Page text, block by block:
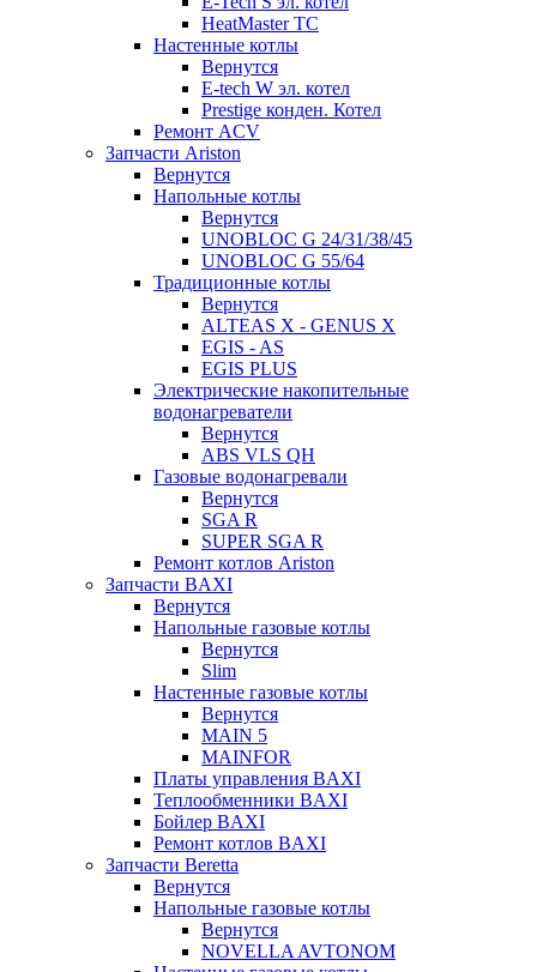
HeatMaster TC
Настенные котлы
Вернутся
E-tech W эл. котел
Prestige конден. Котел
Ремонт ACV
Запчасти Ariston
Вернутся
Напольные котлы
Вернутся
UNOBLOC G 24/31/38/45
UNOBLOC G 55/64
Традиционные котлы
Вернутся
ALTEAS X - GENUS X
EGIS - AS
EGIS PLUS
Электрические накопительные
водонагреватели
Вернутся
ABS VLS QH
Газовые водонагревали
Вернутся
SGA R
SUPER SGA R
Ремонт котлов Ariston
Запчасти BAXI
Вернутся
Напольные газовые котлы
Вернутся
Slim
Настенные газовые котлы
Вернутся
MAIN 5
MAINFOR
Платы управления BAXI
Теплообменники BAXI
Бойлер BAXI
Ремонт котлов BAXI
Запчасти Beretta
Вернутся
Напольные газовые котлы
Вернутся
NOVELLA AVTONOM